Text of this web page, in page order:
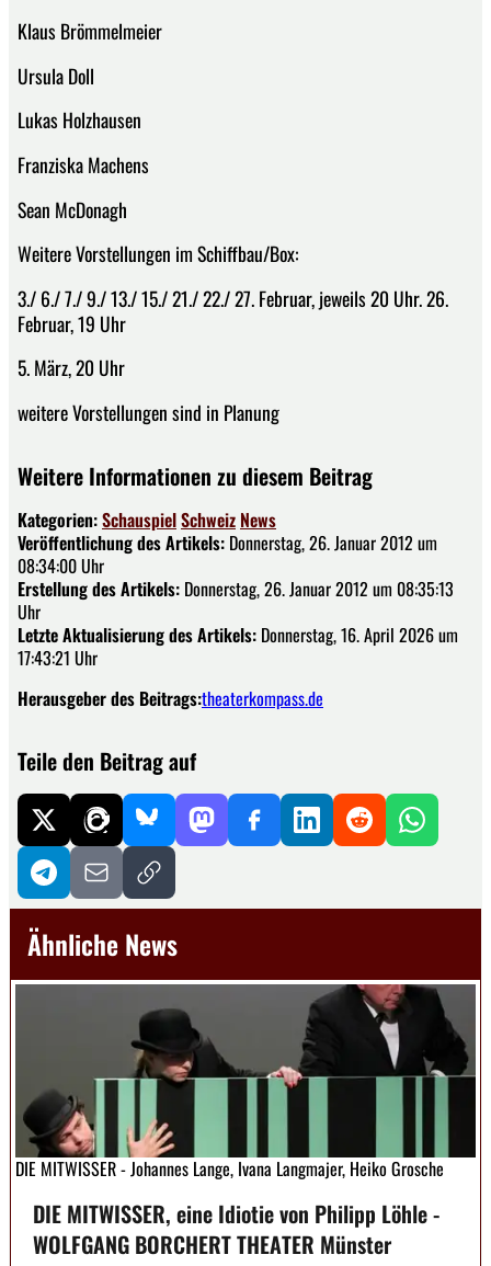
Klaus Brömmelmeier
Ursula Doll
Lukas Holzhausen
Franziska Machens
Sean McDonagh
Weitere Vorstellungen im Schiffbau/Box:
3./ 6./ 7./ 9./ 13./ 15./ 21./ 22./ 27. Februar, jeweils 20 Uhr. 26.
Februar, 19 Uhr
5. März, 20 Uhr
weitere Vorstellungen sind in Planung
Weitere Informationen zu diesem Beitrag
Kategorien:SchauspielSchweiz News
Veröffentlichung des Artikels: Donnerstag, 26. Januar 2012 um
08:34:00 Uhr
Erstellung des Artikels: Donnerstag, 26. Januar 2012 um 08:35:13
Uhr
Letzte Aktualisierung des Artikels: Donnerstag, 16. April 2026 um
17:43:21 Uhr
Herausgeber des Beitrags:theaterkompass.de
Teile den Beitrag auf
Ähnliche News
DIE MITWISSER - Johannes Lange, Ivana Langmajer, Heiko Grosche
DIE MITWISSER, eine Idiotie von Philipp Löhle -
WOLFGANG BORCHERT THEATER Münster